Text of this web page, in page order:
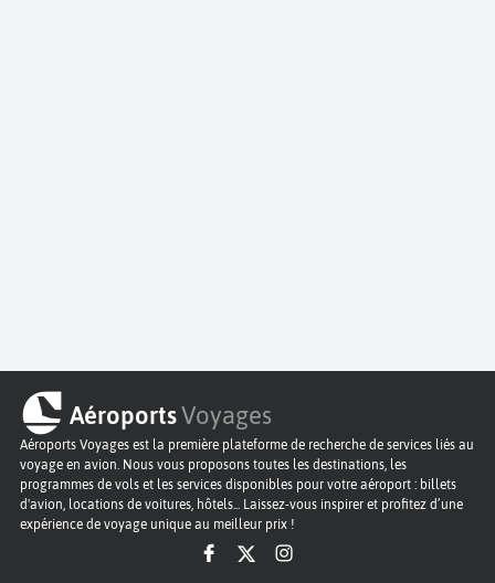
AéroportsVoyages
Aéroports Voyages est la première plateforme de recherche de services liés au
voyage en avion. Nous vous proposons toutes les destinations, les
programmes de vols et les services disponibles pour votre aéroport : billets
d'avion, locations de voitures, hôtels... Laissez-vous inspirer et profitez d’une
expérience de voyage unique au meilleur prix !